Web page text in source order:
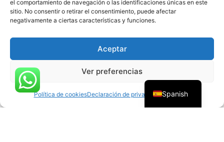
el comportamiento de navegación o las identificaciones únicas en este
sitio. No consentir o retirar el consentimiento, puede afectar
negativamente a ciertas características y funciones.
Aceptar
Ver preferencias
Política de cookiesDeclaración de privacidadImpressum
TEN PARAPENTE, S.L.U.
Transferencia bancaria – BBVA
Spanish
French
Italian